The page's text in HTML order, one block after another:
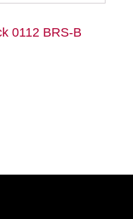
0112 BRS-B